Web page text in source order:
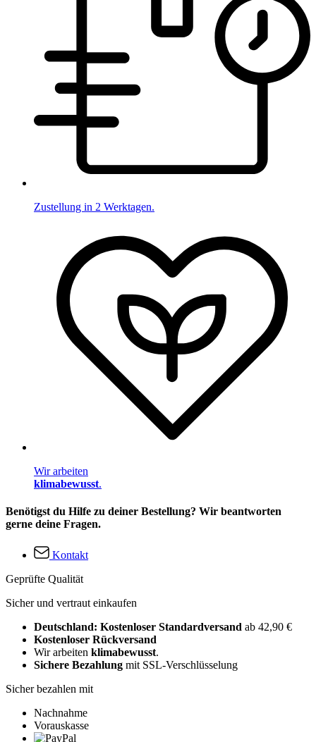
Zustellung in 2 Werktagen.
Wir arbeiten
klimabewusst.
Benötigst du Hilfe zu deiner Bestellung? Wir beantworten
gerne deine Fragen.
Kontakt
Geprüfte Qualität
Sicher und vertraut einkaufen
Deutschland: Kostenloser Standardversand ab 42,90 €
Kostenloser Rückversand
Wir arbeiten klimabewusst.
Sichere Bezahlung mit SSL-Verschlüsselung
Sicher bezahlen mit
Nachnahme
Vorauskasse